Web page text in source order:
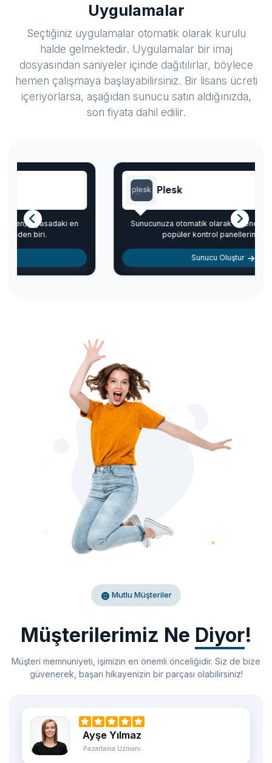
Uygulamalar
Seçtiğiniz uygulamalar otomatik olarak kurulu
halde gelmektedir. Uygulamalar bir imaj
dosyasından saniyeler içinde dağıtılırlar, böylece
hemen çalışmaya başlayabilirsiniz. Bir lisans ücreti
içeriyorlarsa, aşağıdan sunucu satın aldığınızda,
son fiyata dahil edilir.
Sunucunuza otomatik olarak eklenen, piyasadaki en
popüler kontrol panellerinden biri.
Sunucu Oluştur
Mutlu Müşteriler
Müşterilerimiz Ne Diyor!
Müşteri memnuniyeti, işimizin en önemli önceliğidir. Siz de bize
güvenerek, başarı hikayenizin bir parçası olabilirsiniz!
Mehmet Şahin
Mühendis